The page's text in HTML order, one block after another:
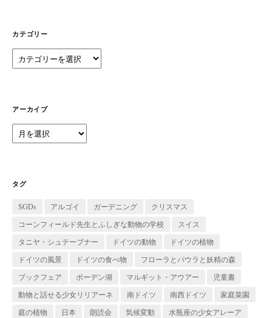
カテゴリー
テ
ー
アーカイブ
ー
ブ
タグ
SGDs アルゴイ ガーデニング
クリスマス
コーンフィールド先生とふしぎな動物の学校
スイス
タニヤ・シュテーブナー
ドイツの動物
ドイツの植物
ドイツの風景
ドイツの食べ物
フローラとパウラと妖精の森
ブックフェア
ボーデン湖 マルギット・アウアー
児童書
動物と話せる少女リリアーネ
南ドイツ 南西ドイツ
家庭菜園
庭の植物
日本 朗読会 気候変動
水瓶座の少女アレーア